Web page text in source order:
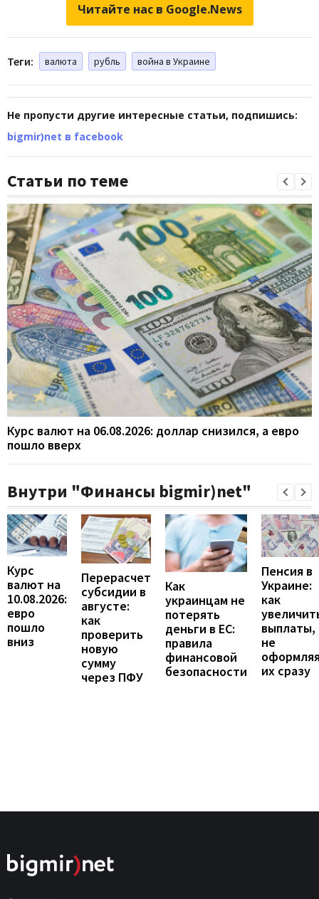
Читайте нас в Google.News
Теги: валюта рубль война в Украине
Не пропусти другие интересные статьи, подпишись:
bigmir)net в facebook
Статьи по теме
Курс валют на 06.08.2026: доллар снизился, а евро
пошло вверх
Внутри "Финансы bigmir)net"
Курс
валют на
10.08.2026:
евро
пошло
вниз
Перерасчет
субсидии в
августе:
как
проверить
новую
сумму
через ПФУ
Как
украинцам не
потерять
деньги в ЕС:
правила
финансовой
безопасности
Пенсия в
Украине:
как
выплаты,
не
их сразу